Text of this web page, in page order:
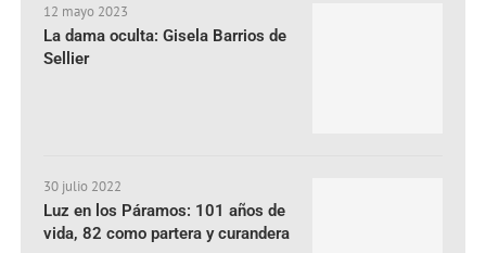
12 mayo 2023
La dama oculta: Gisela Barrios de
Sellier
30 julio 2022
Luz en los Páramos: 101 años de
vida, 82 como partera y curandera